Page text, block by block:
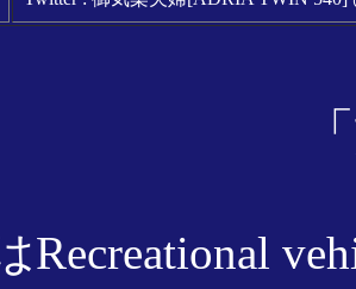
Recreational